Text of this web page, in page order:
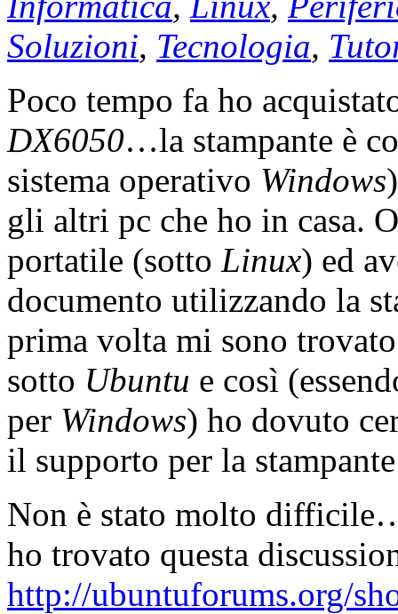
Soluzioni, Tecnologia,
Poco tempo fa ho
DX6050…la stampante è
sistema operativo Windows
gli altri pc che ho in casa.
portatile (sotto Linux) ed
documento utilizzando la
prima volta mi sono
sotto Ubuntu e così
per Windows) ho dovuto
il supporto per la
Non è stato molto
ho trovato questa
http://ubuntuforums.org/